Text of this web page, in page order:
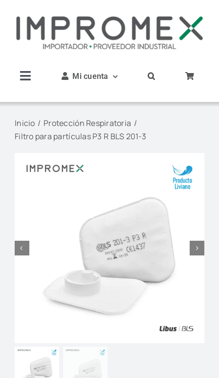
Toggle
Nosotros
Productos
Mi cuenta
Inicio
Protección Respiratoria
Filtro para partículas P3 R BLS 201-3